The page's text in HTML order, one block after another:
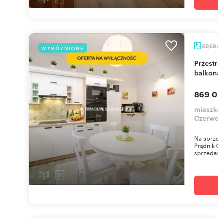
WYRÓŻNIONE 69,69
Przestronne 3-pokojowe mieszkanie 70 m² z
869
Na
Prądnik